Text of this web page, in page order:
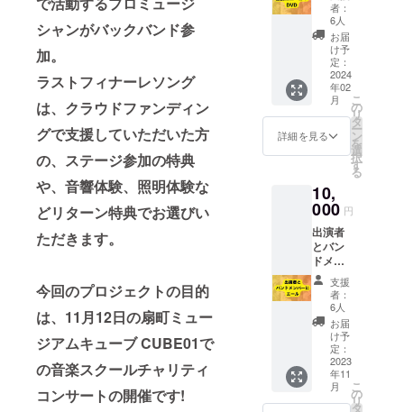
シャンがバックバンド参
加。
ラストフィナーレソング
は、クラウドファンディン
グで支援していただいた方
の、ステージ参加の特典
や、音響体験、照明体験な
どリターン特典でお選びい
ただきます。
今回のプロジェクトの目的
は、11月12日の扇町ミュー
ジアムキューブ CUBE01で
の音楽スクールチャリティ
コンサートの開催です!
をさせ
て頂き
ます。
どうぞ
よろし
くお願
いいた
しま
す。 ※
備考欄
クネー
ムをお
願いい
たしま
す
ります!!
※塾長か
らお礼
の活動
報告を
しま
す。 ※
備考欄
へお名
前(ニッ
くださ
い
ル 頂い
たエー
ルは当
日に必
要な費
用に当
てさせ
ていた
だきま
す (残金
は北区
議会へ
寄付) 塾
長を応
援した
いと
思って
いる方
のエー
ルお待
ちして
おりま
す!!
★DVD
コン
サート
当日の
者：
6人
お届
け予
定：
2024
年02
月
詳細を見る
こ
の
リ
タ
ー
ン
を
選
択
す
る
10,
000 円
出演者
とバン
ドメン
バーに
エール!!
12名の
出演者
とバン
ドメン
バーに
声援を
送るリ
ターン
支援
者：
6人
お届
け予
定：
2023
年11
月
こ
の
リ
タ